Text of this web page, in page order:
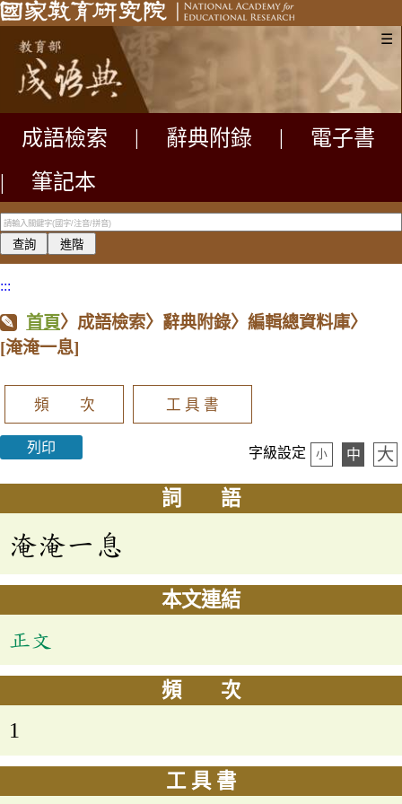
☰
成語檢索 辭典附錄
電子書
|
筆記本
:::
首頁〉成語檢索〉辭典附錄〉編輯總資料庫〉
[淹淹一息]
頻 次 工 具 書
列印 字級設定 小 中 大
詞 語
淹淹一息
本文連結
正文
頻 次
1
工 具 書